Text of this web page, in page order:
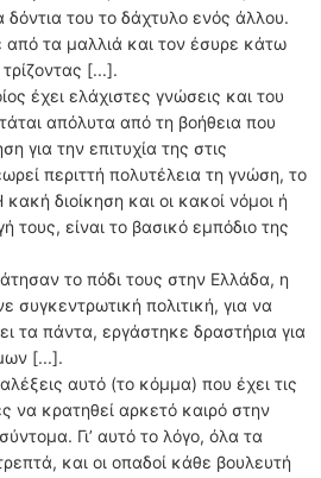
του το δάχτυλο ενός άλλου.
τα μαλλιά και τον έσυρε κάτω
[...].
έχει ελάχιστες γνώσεις και του
απόλυτα από τη βοήθεια που
για την επιτυχία της στις
περιττή πολυτέλεια τη γνώση, το
κακή διοίκηση και οι κακοί νόμοι ή
τους, είναι το βασικό εμπόδιο της
το πόδι τους στην Ελλάδα, η
συγκεντρωτική πολιτική, για να
τα πάντα, εργάστηκε δραστήρια για
[...].
αυτό (το κόμμα) που έχει τις
να κρατηθεί αρκετό καιρό στην
Γι’ αυτό το λόγο, όλα τα
και οι οπαδοί κάθε βουλευτή